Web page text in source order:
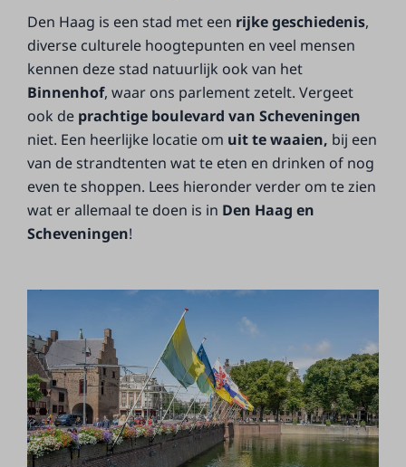
Den Haag is een stad met een rijke geschiedenis,
diverse culturele hoogtepunten en veel mensen
kennen deze stad natuurlijk ook van het
Binnenhof, waar ons parlement zetelt. Vergeet
ook de prachtige boulevard van Scheveningen
niet. Een heerlijke locatie om uit te waaien, bij een
van de strandtenten wat te eten en drinken of nog
even te shoppen. Lees hieronder verder om te zien
wat er allemaal te doen is in Den Haag en
Scheveningen!